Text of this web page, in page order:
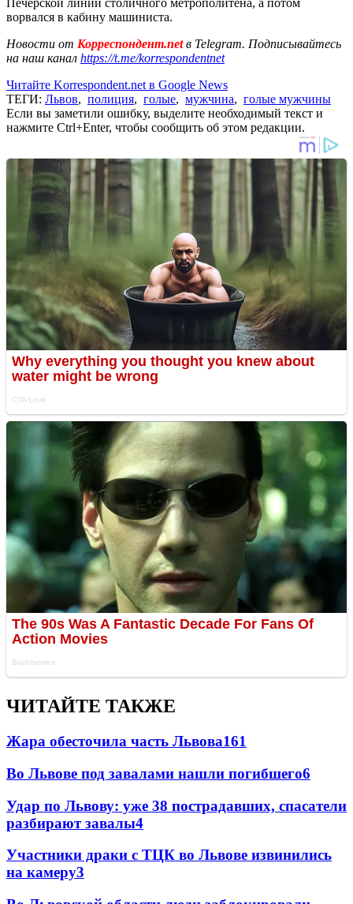
ворвался в кабину машиниста.
Новости от Корреспондент.netв Telegram. Подписывайтесь
на наш канал https://t.me/korrespondentnet
Читайте Korrespondent.net в Google News
ТЕГИ: Львов, полиция, голые, мужчина, голые мужчины
Если вы заметили ошибку, выделите необходимый текст и
нажмите Ctrl+Enter, чтобы сообщить об этом редакции.
ЧИТАЙТЕ ТАКЖЕ
Жара обесточила часть Львова161
Во Львове под завалами нашли погибшего6
Удар по Львову: уже 38 пострадавших, спасатели
разбирают завалы4
Участники драки с ТЦК во Львове извинились
на камеру3